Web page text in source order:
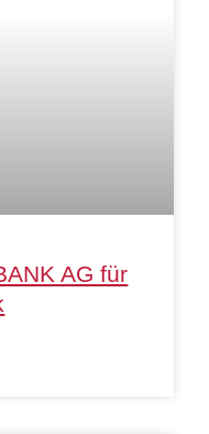
AG für